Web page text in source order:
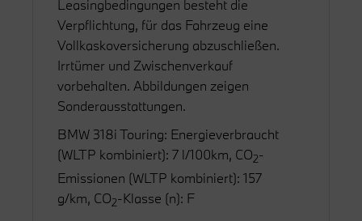
Leasingbedingungen besteht die
Verpflichtung, für das Fahrzeug eine
Vollkaskoversicherung abzuschließen.
Irrtümer und Zwischenverkauf
vorbehalten. Abbildungen zeigen
Sonderausstattungen.
BMW 318i Touring: Energieverbraucht
(WLTP kombiniert): 7 l/100km, CO2-
Emissionen (WLTP kombiniert): 157
g/km, CO2-Klasse (n): F